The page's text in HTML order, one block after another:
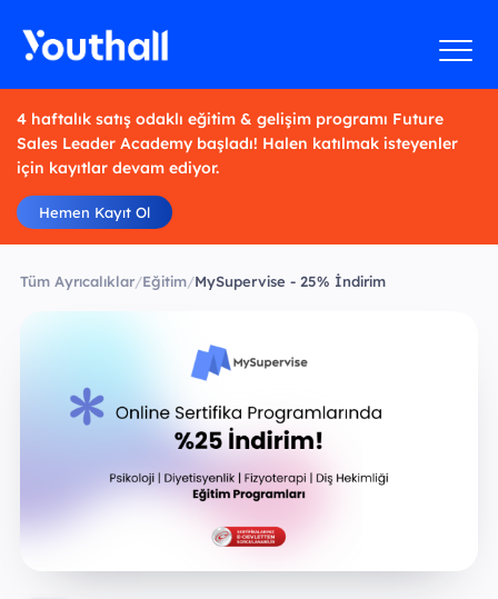
4 haftalık satış odaklı eğitim & gelişim programı Future
Sales Leader Academy başladı! Halen katılmak isteyenler
için kayıtlar devam ediyor.
Hemen Kayıt Ol
Tüm Ayrıcalıklar/Eğitim/MySupervise - 25% İndirim